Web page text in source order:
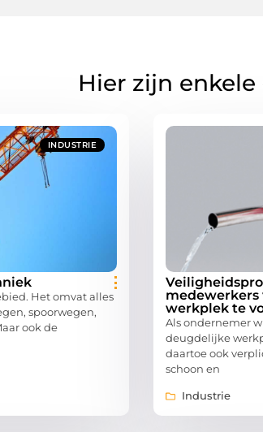
Hier zijn enkele
INDUSTRIE
Het omvat alles
spoorwegen,
ook de
medewerkers
werkplek te
Als ondernemer
deugdelijke
daartoe ook
schoon en
Industrie